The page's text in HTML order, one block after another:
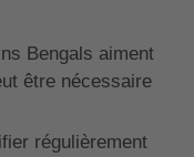
Bengals aiment
être nécessaire
régulièrement